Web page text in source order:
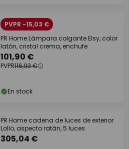
PVPR -15,03 €
PR Home Lámpara colgante Elsy, color
latón, cristal crema, enchufe
101,90 €
PVPR116,93 €
En stock
PR Home cadena de luces de exterior
Lollo, aspecto ratán, 5 luces
305,04 €